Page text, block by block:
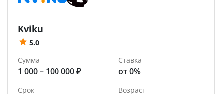
Kviku
5.0
Сумма
1 000 – 100 000 ₽
Ставка
от 0%
Срок Возраст